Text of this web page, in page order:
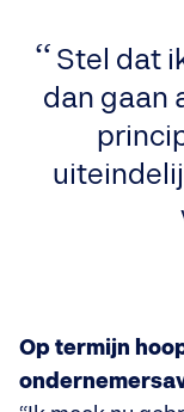
Stel dat
dan gaan
Op termijn